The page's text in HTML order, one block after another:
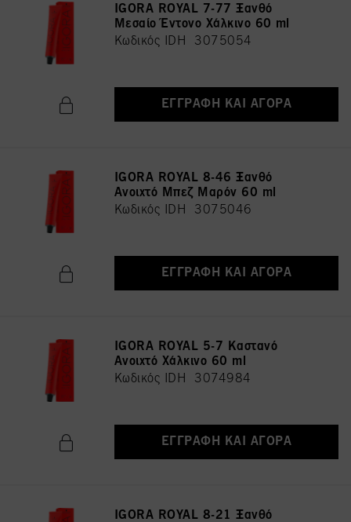
IGORA ROYAL 7-77 Ξανθό
Μεσαίο Έντονο Χάλκινο 60 ml
Κωδικός IDH 3075054
ΕΓΓΡΑΦΉ ΚΑΙ ΑΓΟΡΆ
IGORA ROYAL 8-46 Ξανθό
Ανοιχτό Μπεζ Μαρόν 60 ml
Κωδικός IDH 3075046
ΕΓΓΡΑΦΉ ΚΑΙ ΑΓΟΡΆ
IGORA ROYAL 5-7 Καστανό
Ανοιχτό Χάλκινο 60 ml
Κωδικός IDH 3074984
ΕΓΓΡΑΦΉ ΚΑΙ ΑΓΟΡΆ
IGORA ROYAL 8-21 Ξανθό